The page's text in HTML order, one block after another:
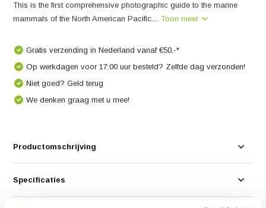
This is the first comprehensive photographic guide to the marine
mammals of the North American Pacific....Toon meer
Gratis verzending in Nederland vanaf €50,-*
Op werkdagen voor 17:00 uur besteld? Zelfde dag verzonden!
Niet goed? Geld terug
We denken graag met u mee!
Productomschrijving
Specificaties